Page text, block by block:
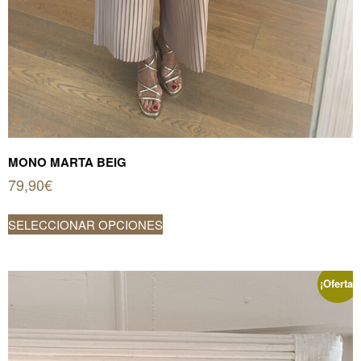
MONO MARTA BEIG
79,90€
SELECCIONAR OPCIONES
Este
producto
múltiples
opciones
se
¡Oferta!